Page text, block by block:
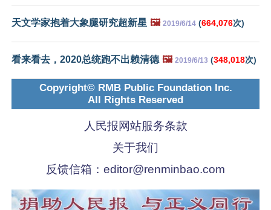
天文学家抱着大象腿研究超新星 🖼️ 2019/6/14 (664,076次)
看来看去，2020总统跑不出赖清德 🖼️ 2019/6/13 (348,018次)
Copyright© RMB Public Foundation Inc.
All Rights Reserved
人民报网站服务条款
关于我们
反馈信箱： editor@renminbao.com